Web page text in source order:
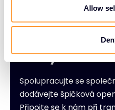
Allow
STAŇTE SE PARTNEREM
Připojte se k
ekosystému
Spolupracujte se
dodávejte špičková
Připojte se k nám při